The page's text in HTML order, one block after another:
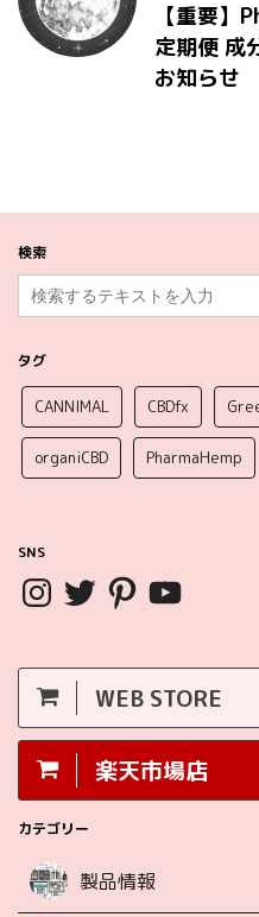
【重要
定期便 成
お知らせ
検索
タグ
CANNIMAL CBDfx
organiCBD PharmaHemp
SNS
WEB STORE
楽天市場店
カテゴリー
製品情報